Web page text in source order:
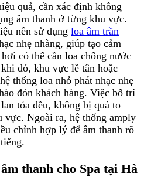
quả, cần xác định không
âm thanh ở từng khu vực.
nên sử dụng loa âm trần
nhẹ nhàng, giúp tạo cảm
có thể cần loa chống nước
đó, khu vực lễ tân hoặc
thống loa nhỏ phát nhạc nhẹ
đón khách hàng. Việc bố trí
tỏa đều, không bị quá to
vực. Ngoài ra, hệ thống amply
chỉnh hợp lý để âm thanh rõ
thanh cho Spa tại Hà